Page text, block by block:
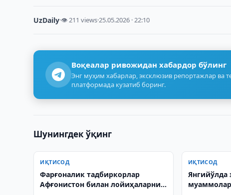
UzDaily·👁 211 views·25.05.2026 · 22:10
Воқеалар ривожидан хабардор бўлинг
Энг муҳим хабарлар, эксклюзив репортажлар ва
платформада кузатиб боринг.
Шунингдек ўқинг
ИҚТИСОД
Фарғоналик тадбиркорлар
Афғонистон билан лойиҳаларни
ИҚТИСОД
Янгийўлда